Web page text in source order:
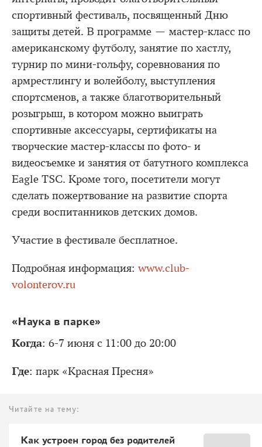
спортивный фестиваль, посвященный Дню
защиты детей. В программе — мастер-класс по
американскому футболу, занятие по хастлу,
турнир по мини-гольфу, соревнования по
армрестлингу и волейболу, выступления
спортсменов, а также благотворительный
розыгрыш, в котором можно выиграть
спортивные аксессуары, сертификаты на
творческие мастер-классы по фото- и
видеосъемке и занятия от батутного комплекса
Eagle TSC. Кроме того, посетители могут
сделать пожертвование на развитие спорта
среди воспитанников детских домов.
Участие в фестивале бесплатное.
Подробная информация: www.club-
volonterov.ru
«Наука в парке»
Когда: 6-7 июня с 11:00 до 20:00
Где: парк «Красная Пресня»
Читайте на тему:
Как устроен город без родителей